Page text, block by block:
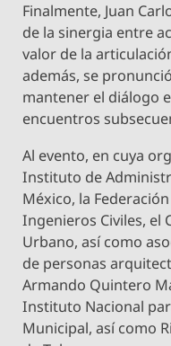
Finalmente, Juan
de la sinergia entre
valor de la
además, se
mantener el diálogo
encuentros
Al evento, en cuya
Instituto de
México, la
Ingenieros Civiles, el
Urbano, así como
de personas
Armando Quintero
Instituto Nacional
Municipal, así como